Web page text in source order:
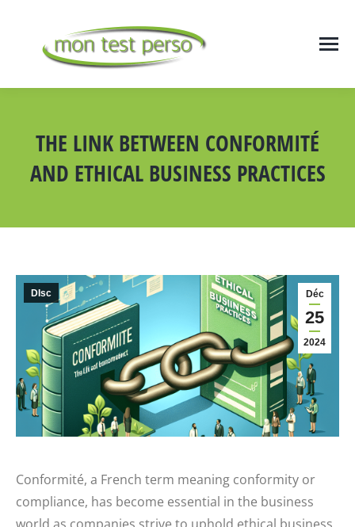
THE LINK BETWEEN CONFORMITÉ
AND ETHICAL BUSINESS PRACTICES
Déc
25
2024
DIsc
Conformité, a French term meaning conformity or
compliance, has become essential in the business